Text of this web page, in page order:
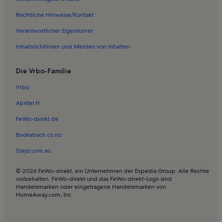
Ferienwohnungen und Apartments in Warschau
Rechtliche Hinweise/Kontakt
Verantwortlicher Eigentümer
Inhaltsrichtlinien und Melden von Inhalten
Die Vrbo-Familie
Vrbo
Abritel.fr
FeWo-direkt.de
Bookabach.co.nz
Stayz.com.au
© 2026 FeWo-direkt, ein Unternehmen der Expedia Group. Alle Rechte
vorbehalten. FeWo-direkt und das FeWo-direkt-Logo sind
Handelsmarken oder eingetragene Handelsmarken von
HomeAway.com, Inc.